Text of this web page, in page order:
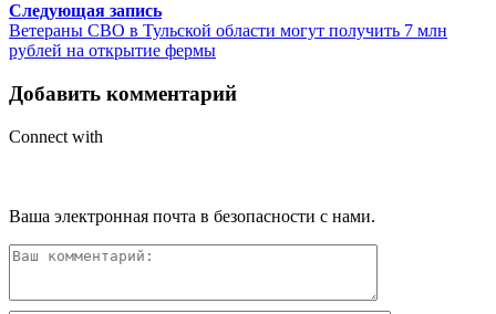
Следующая запись
Ветераны СВО в Тульской области могут получить 7 млн
рублей на открытие фермы
Добавить комментарий
Connect with
Ваша электронная почта в безопасности с нами.